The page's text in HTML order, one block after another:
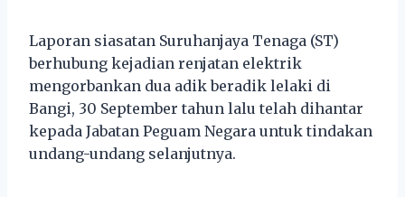
Laporan siasatan Suruhanjaya Tenaga (ST)
berhubung kejadian renjatan elektrik
mengorbankan dua adik beradik lelaki di
Bangi, 30 September tahun lalu telah dihantar
kepada Jabatan Peguam Negara untuk tindakan
undang-undang selanjutnya.